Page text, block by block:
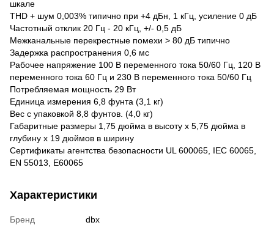
шкале
THD + шум 0,003% типично при +4 дБн, 1 кГц, усиление 0 дБ
Частотный отклик 20 Гц - 20 кГц, +/- 0,5 дБ
Межканальные перекрестные помехи > 80 дБ типично
Задержка распространения 0,6 мс
Рабочее напряжение 100 В переменного тока 50/60 Гц, 120 В
переменного тока 60 Гц и 230 В переменного тока 50/60 Гц
Потребляемая мощность 29 Вт
Единица измерения 6,8 фунта (3,1 кг)
Вес с упаковкой 8,8 фунтов. (4,0 кг)
Габаритные размеры 1,75 дюйма в высоту x 5,75 дюйма в
глубину x 19 дюймов в ширину
Сертификаты агентства безопасности UL 600065, IEC 60065,
EN 55013, E60065
Характеристики
Бренд dbx